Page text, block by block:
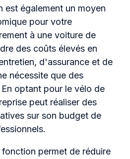
est également un moyen
pour votre
à une voiture de
des coûts élevés en
d'assurance et de
nécessite que des
optant pour le vélo de
peut réaliser des
sur son budget de
permet de réduire